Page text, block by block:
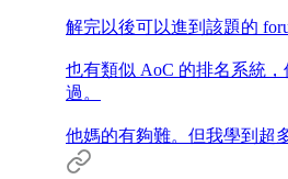
解完以後可以進到該題的
也有類似 AoC 的排名系統
過。
他媽的有夠難。但我學到超多